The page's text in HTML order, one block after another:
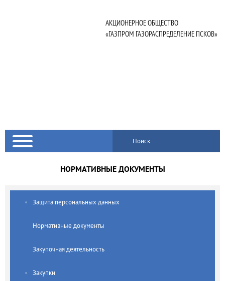
АКЦИОНЕРНОЕ ОБЩЕСТВО
«ГАЗПРОМ ГАЗОРАСПРЕДЕЛЕНИЕ ПСКОВ»
Поиск
НОРМАТИВНЫЕ ДОКУМЕНТЫ
Защита персональных данных
Нормативные документы
Закупочная деятельность
Закупки